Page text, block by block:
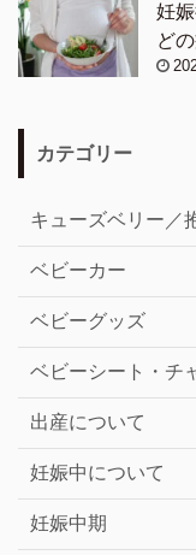
妊
ど
カテゴリー
キューズベリー／
ベビーカー
ベビーグッズ
ベビーシート・チ
出産について
妊娠中について
妊娠中期